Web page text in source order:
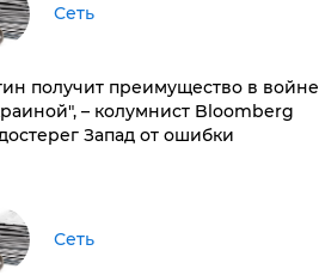
Сеть
получит преимущество в войне
– колумнист Bloomberg
Запад от ошибки
Сеть